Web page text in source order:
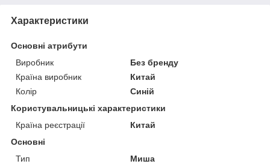
Характеристики
Основні атрибути
Виробник
Без бренду
Країна виробник
Китай
Колір
Синій
Користувальницькі характеристики
Країна реєстрації
Китай
Основні
Тип
Миша